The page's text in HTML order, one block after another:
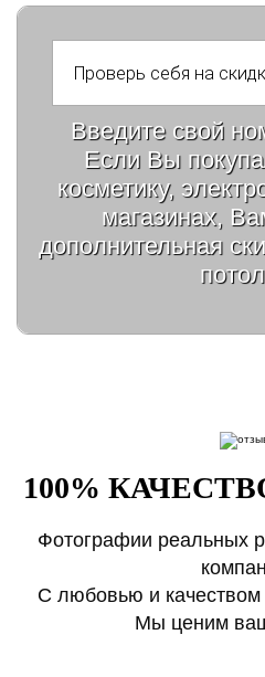
Введите свой
Если Вы
косметику,
магазинах,
дополнительная
100%
Фотографии реальных
С любовью и
Мы ценим